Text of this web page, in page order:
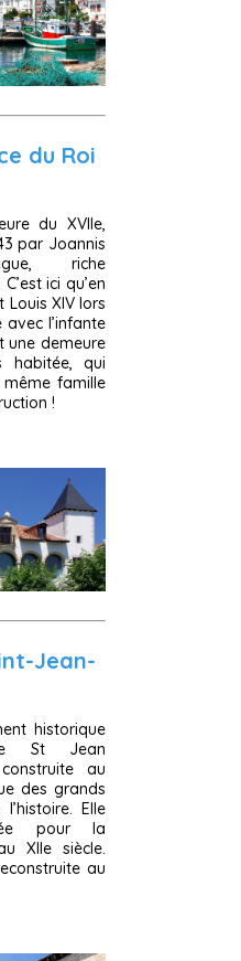
du Roi
du XVIIe,
par Joannis
riche
ici qu’en
Louis XIV lors
l’infante
une demeure
habitée, qui
famille
!
Jean-
historique
St Jean
au
des grands
Elle
pour la
XIIe siècle.
au